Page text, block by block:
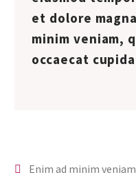
et dolore
minim veniam,
occaecat
Enim ad minim